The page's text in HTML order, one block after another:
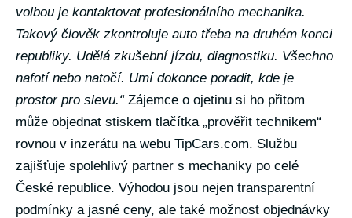
volbou je kontaktovat profesionálního mechanika.
Takový člověk zkontroluje auto třeba na druhém konci
republiky. Udělá zkušební jízdu, diagnostiku. Všechno
nafotí nebo natočí. Umí dokonce poradit, kde je
prostor pro slevu.“ Zájemce o ojetinu si ho přitom
může objednat stiskem tlačítka „prověřit technikem“
rovnou v inzerátu na webu TipCars.com. Službu
zajišťuje spolehlivý partner s mechaniky po celé
České republice. Výhodou jsou nejen transparentní
podmínky a jasné ceny, ale také možnost objednávky